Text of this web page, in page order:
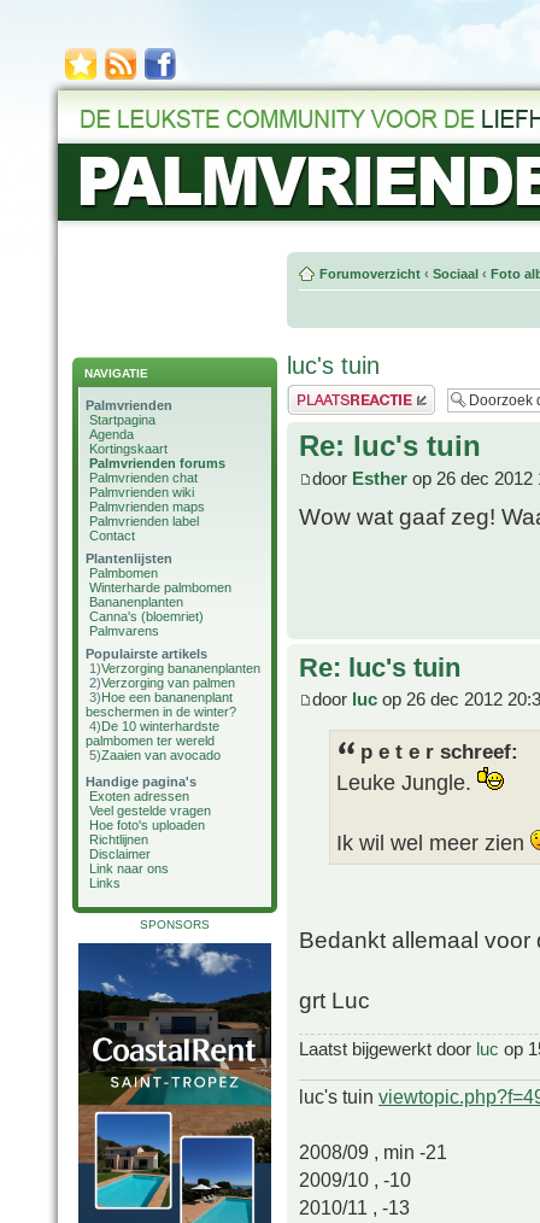
NAVIGATIE
Palmvrienden
Startpagina
Agenda
Kortingskaart
Palmvrienden forums
Palmvrienden chat
Palmvrienden wiki
Palmvrienden maps
Palmvrienden label
Contact
Plantenlijsten
Palmbomen
Winterharde palmbomen
Bananenplanten
Canna's (bloemriet)
Palmvarens
Populairste artikels
1)Verzorging bananenplanten
2)Verzorging van palmen
3)Hoe een bananenplant
beschermen in de winter?
4)De 10 winterhardste
palmbomen ter wereld
5)Zaaien van avocado
Handige pagina's
Exoten adressen
Veel gestelde vragen
Hoe foto's uploaden
Richtlijnen
Disclaimer
Link naar ons
Links
SPONSORS
Forumoverzicht ‹ Sociaal ‹ Foto
luc's tuin
Plaats een reactie
Re: luc's tuin
door Esther op 26 dec 2012
Wow wat gaaf zeg!
Re: luc's tuin
door luc op 26 dec 2012
p e t e r schreef:
Leuke Jungle.
Ik wil wel meer zien
Bedankt allemaal voor
grt Luc
Laatst bijgewerkt door luc op
luc's tuin
2008/09 , min -21
2009/10 , -10
2010/11 , -13